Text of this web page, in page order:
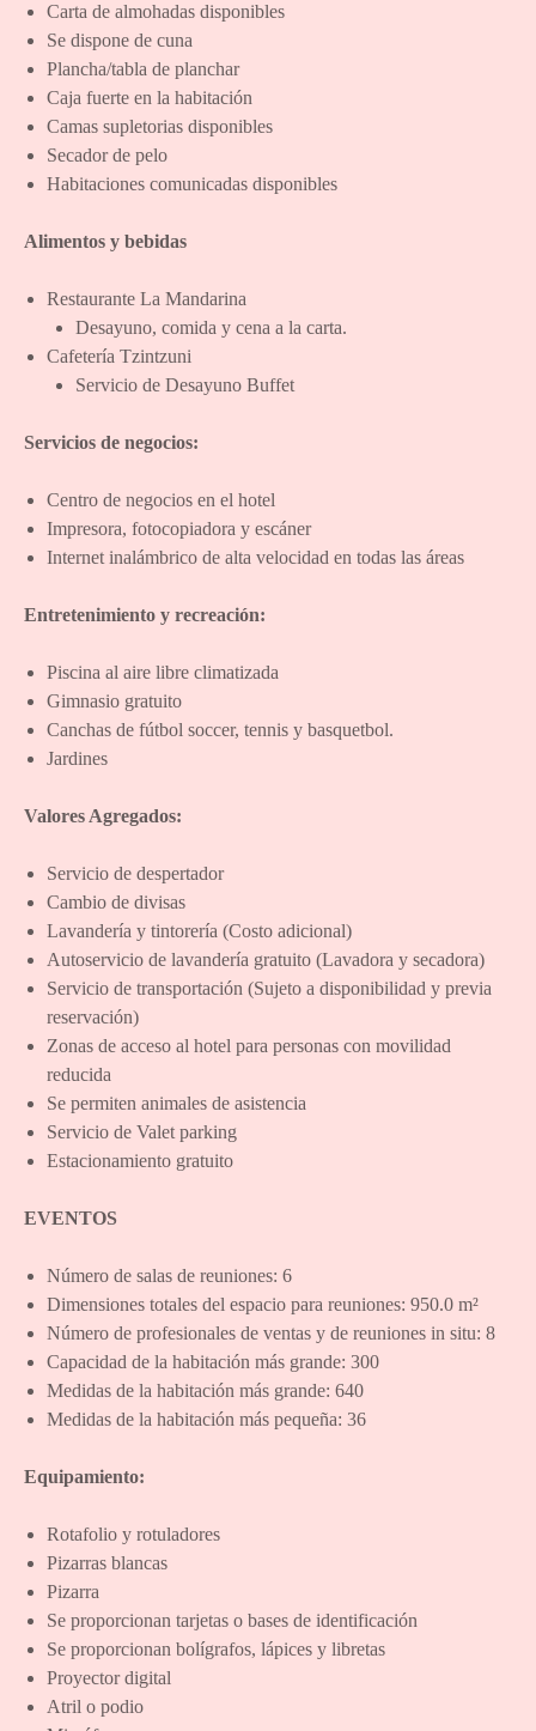
Carta de almohadas disponibles
Se dispone de cuna
Plancha/tabla de planchar
Caja fuerte en la habitación
Camas supletorias disponibles
Secador de pelo
Habitaciones comunicadas disponibles
Alimentos y bebidas
Restaurante La Mandarina
Desayuno, comida y cena a la carta.
Cafetería Tzintzuni
Servicio de Desayuno Buffet
Servicios de negocios:
Centro de negocios en el hotel
Impresora, fotocopiadora y escáner
Internet inalámbrico de alta velocidad en todas las áreas
Entretenimiento y recreación:
Piscina al aire libre climatizada
Gimnasio gratuito
Canchas de fútbol soccer, tennis y basquetbol.
Jardines
Valores Agregados:
Servicio de despertador
Cambio de divisas
Lavandería y tintorería (Costo adicional)
Autoservicio de lavandería gratuito (Lavadora y secadora)
Servicio de transportación (Sujeto a disponibilidad y previa
reservación)
Zonas de acceso al hotel para personas con movilidad
reducida
Se permiten animales de asistencia
Servicio de Valet parking
Estacionamiento gratuito
EVENTOS
Número de salas de reuniones: 6
Dimensiones totales del espacio para reuniones: 950.0 m²
Número de profesionales de ventas y de reuniones in situ: 8
Capacidad de la habitación más grande: 300
Medidas de la habitación más grande: 640
Medidas de la habitación más pequeña: 36
Equipamiento:
Rotafolio y rotuladores
Pizarras blancas
Pizarra
Se proporcionan tarjetas o bases de identificación
Se proporcionan bolígrafos, lápices y libretas
Proyector digital
Atril o podio